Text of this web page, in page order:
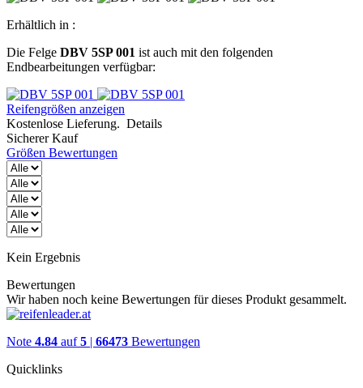
Erhältlich in :
Die Felge DBV 5SP 001 ist auch mit den folgenden
Endbearbeitungen verfügbar:
Reifengrößen anzeigen
Kostenlose Lieferung. Details
Sicherer Kauf
Größen Bewertungen
Kein Ergebnis
Bewertungen
Wir haben noch keine Bewertungen für dieses Produkt gesammelt.
Note 4.84 auf5 | 66473 Bewertungen
Quicklinks